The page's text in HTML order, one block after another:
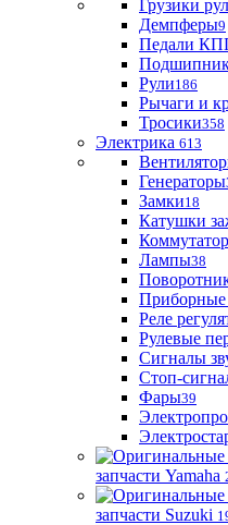
Грузики
Демпферы9
Педали
Рули186
Рычаги и
Тросики358
Электрика 613
Генераторы
Замки18
Катушки
Лампы38
Приборные
Реле
Рулевые
Сигналы
Стоп-
Фары39
запчасти Yamaha
запчасти Suzuki